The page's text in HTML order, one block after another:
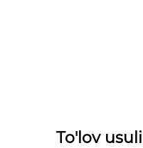
To'lov usuli